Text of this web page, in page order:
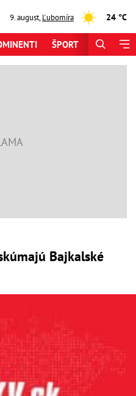
9. august,Ľubomíra 24 °C
ŠPORT
Bajkalské